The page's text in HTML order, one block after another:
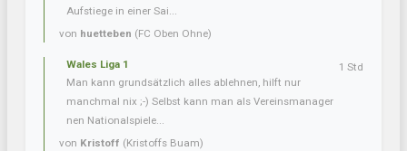
Aufstiege in einer Sai...
von huetteben (FC Oben Ohne)
Wales Liga 1
Man kann grundsätzlich alles ablehnen, hilft nur
manchmal nix ;-) Selbst kann man als Vereinsmanager
nen Nationalspiele...
von Kristoff (Kristoffs Buam)
1 Std